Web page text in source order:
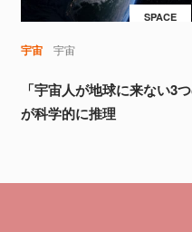
SPACE
宇宙 宇宙
「宇宙人が地球に来ない3
が科学的に推理